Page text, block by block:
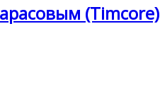
(Timcore)